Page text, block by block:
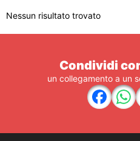
Nessun risultato trovato
Condividi
un collegamento a un